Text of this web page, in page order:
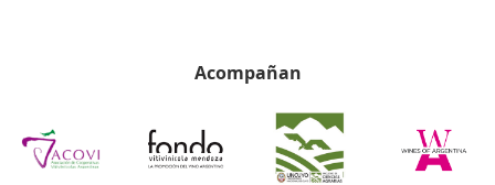
Acompañan